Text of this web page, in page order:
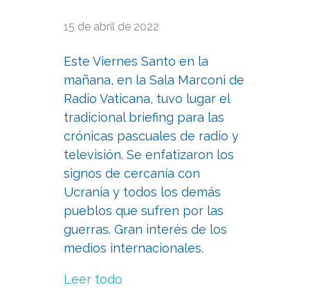
15 de abril de 2022
Este Viernes Santo en la
mañana, en la Sala Marconi de
Radio Vaticana, tuvo lugar el
tradicional briefing para las
crónicas pascuales de radio y
televisión. Se enfatizaron los
signos de cercanía con
Ucrania y todos los demás
pueblos que sufren por las
guerras. Gran interés de los
medios internacionales.
Leer todo